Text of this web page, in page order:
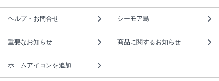
ヘルプ・お問合せ シーモア島
重要なお知らせ 商品に関するお知らせ
ホームアイコンを追加